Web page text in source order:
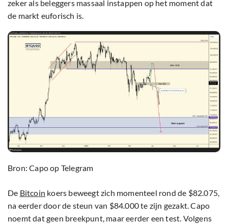
zeker als beleggers massaal instappen op het moment dat
de markt euforisch is.
Bron: Capo op Telegram
De Bitcoin koers beweegt zich momenteel rond de $82.075,
na eerder door de steun van $84.000 te zijn gezakt. Capo
noemt dat geen breekpunt, maar eerder een test. Volgens